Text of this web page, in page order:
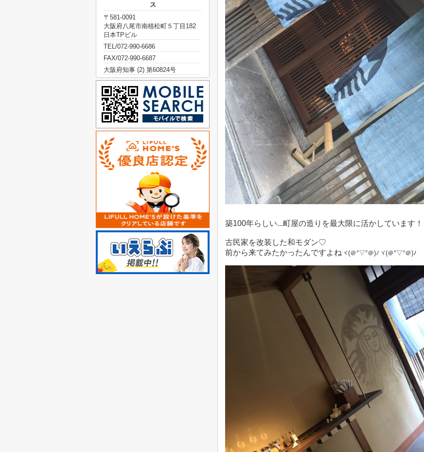
築100年らしい...町屋の造りを最大限に活かしています！
古民家を改装した和モダン♡
前から来てみたかったんですよね ヾ(＠°▽°＠)ﾉ ヾ(＠°▽°＠)ﾉ
ス
〒581-0091
大阪府八尾市南植松町５丁目182
日本TPビル
TEL/072-990-6686
FAX/072-990-6687
大阪府知事 (2) 第60824号